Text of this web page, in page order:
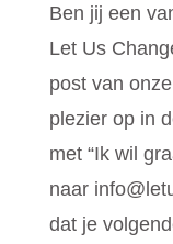
Ben jij een
Let Us
post van
plezier op in
met “Ik wil
naar
dat je